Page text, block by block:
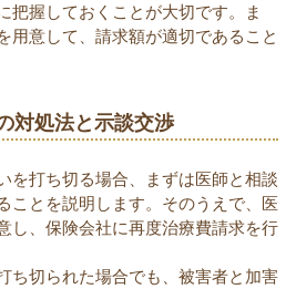
把握しておくことが大切です。ま
用意して、請求額が適切であること
対処法と示談交渉
を打ち切る場合、まずは医師と相談
ことを説明します。そのうえで、医
し、保険会社に再度治療費請求を行
ち切られた場合でも、被害者と加害